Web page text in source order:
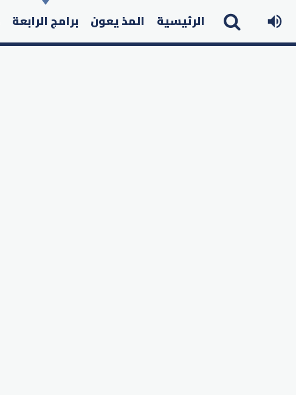
الرئيسية المذ يعون برامج الرابعة